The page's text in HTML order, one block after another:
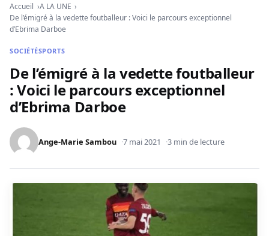
Accueil
A LA UNE
De l’émigré à la vedette foutballeur : Voici le parcours exceptionnel
d’Ebrima Darboe
SOCIÉTÉSPORTS
De l’émigré à la vedette foutballeur
: Voici le parcours exceptionnel
d’Ebrima Darboe
Ange-Marie Sambou 7 mai 2021 3 min de lecture